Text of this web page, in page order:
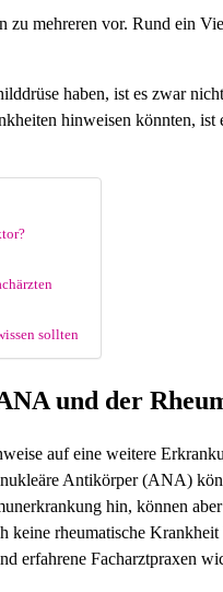
zu mehreren vor. Rund ein
haben, ist es zwar
hinweisen könnten,
sollten
und der
auf eine weitere
Antikörper (ANA)
hin, können
rheumatische
erfahrene Facharztpraxen